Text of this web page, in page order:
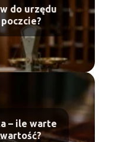
do urzędu
– ile warte